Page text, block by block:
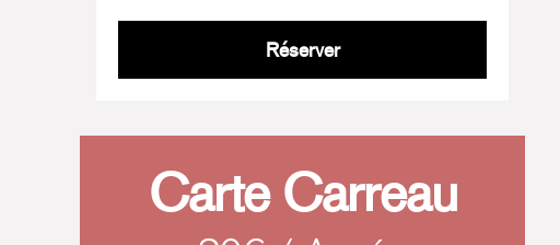
RéserverTabou
Carte Carreau